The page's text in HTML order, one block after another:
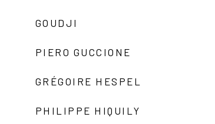
GOUDJI
PIERO GUCCIONE
GRÉGOIRE HESPEL
PHILIPPE HIQUILY